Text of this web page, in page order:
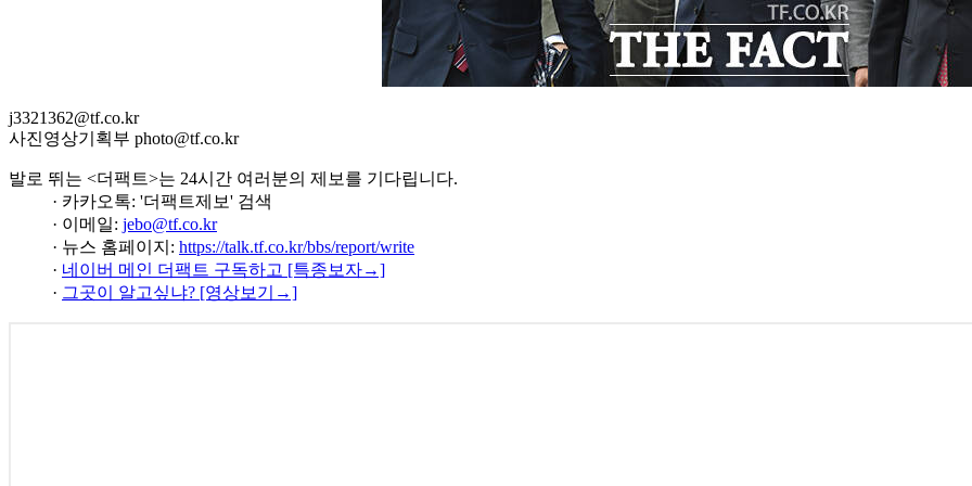
j3321362@tf.co.kr
사진영상기획부 photo@tf.co.kr
발로 뛰는 <더팩트>는 24시간 여러분의 제보를 기다립니다.
· 카카오톡: '더팩트제보' 검색
· 이메일: jebo@tf.co.kr
· 뉴스 홈페이지: https://talk.tf.co.kr/bbs/report/write
· 네이버 메인 더팩트 구독하고 [특종보자→]
· 그곳이 알고싶냐? [영상보기→]